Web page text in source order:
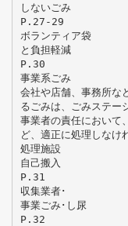
しないごみ
P.27-29
ボランティア袋
と負担軽減
P.30
事業系ごみ
会社や店舗、事務所な
るごみは、ごみステー
事業者の責任において
ど、適正に処理しなけ
処理施設
自己搬入
P.31
収集業者･
事業ごみ･し尿
P.32